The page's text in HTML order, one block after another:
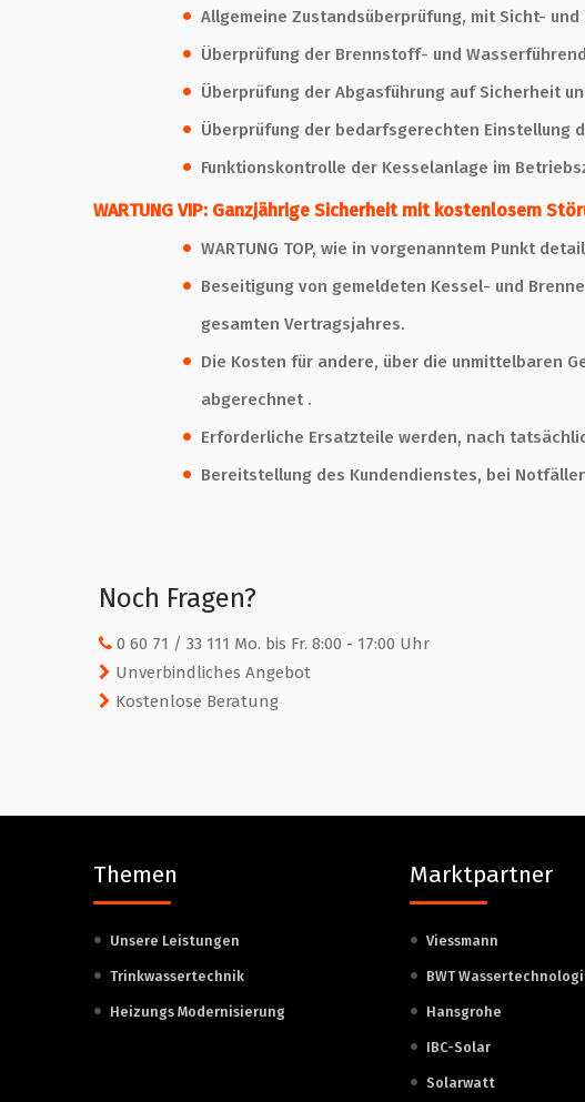
Allgemeine Zustandsüberprüfung, mit Sicht-
Überprüfung der Brennstoff- und
Überprüfung der Abgasführung auf Sicherheit
Überprüfung der bedarfsgerechten Einstellung
Funktionskontrolle der Kesselanlage im
WARTUNG VIP: Ganzjährige Sicherheit mit kostenlosem
WARTUNG TOP, wie in vorgenanntem Punkt
Beseitigung von gemeldeten Kessel- und
gesamten Vertragsjahres.
Die Kosten für andere, über die unmittelbaren
abgerechnet .
Erforderliche Ersatzteile werden, nach
Bereitstellung des Kundendienstes, bei
Noch Fragen?
0 60 71 / 33 111 Mo. bis Fr. 8:00 - 17:00 Uhr
Unverbindliches Angebot
Kostenlose Beratung
Themen
Unsere Leistungen
Trinkwassertechnik
Heizungs Modernisierung
Marktpartner
Viessmann
BWT
Hansgrohe
IBC-Solar
Solarwatt